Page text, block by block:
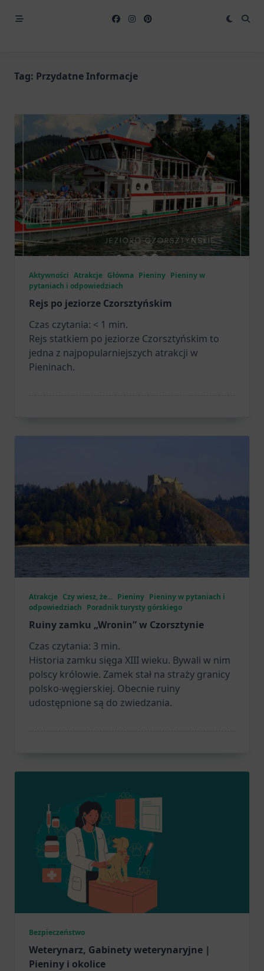
Tag: Przydatne Informacje
Aktywności Atrakcje Główna Pieniny Pieniny w
pytaniach i odpowiedziach
Rejs po jeziorze Czorsztyńskim
Czas czytania: < 1 min.
Rejs statkiem po jeziorze Czorsztyńskim to
jedna z najpopularniejszych atrakcji w
Pieninach.
Atrakcje Czy wiesz, że... Pieniny Pieniny w pytaniach i
odpowiedziach Poradnik turysty górskiego
Ruiny zamku „Wronin” w Czorsztynie
Czas czytania: 3 min.
Historia zamku sięga XIII wieku. Bywali w nim
polscy królowie. Zamek stał na straży granicy
polsko-węgierskiej. Obecnie ruiny
udostępnione są do zwiedzania.
Bezpieczeństwo
Weterynarz, Gabinety weterynaryjne |
Pieniny i okolice